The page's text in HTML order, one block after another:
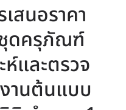
สนอราคา
ชุดครุภัณฑ์
ห์และตรวจ
านต้นแบบ